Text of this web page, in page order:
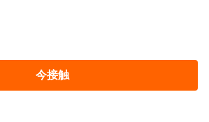
今接触